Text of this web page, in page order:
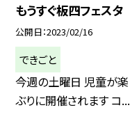
もうすぐ板四フェスタ
公開日 2023/02/16
できごと
今週の土曜日 児童が楽
ぶりに開催されます コ...